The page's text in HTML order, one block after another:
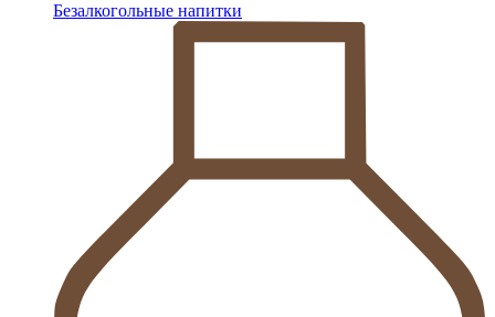
Безалкогольные напитки